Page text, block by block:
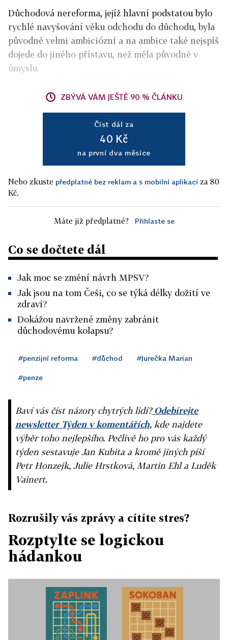
Důchodová nereforma, jejíž hlavní podstatou bylo
rychlé navyšování věku odchodu do důchodu, byla
původně velmi ambiciózní a na ambice také nejspíš
dojede do jiného přístavu, než měla původně v
úmyslu.
ZBÝVÁ VÁM JEŠTĚ 90 % ČLÁNKU
Číst dál za
40 Kč
na první dva měsíce
Nebo zkuste předplatné bez reklam a s mobilní aplikací za 80
Kč.
Máte již předplatné? Přihlaste se
Co se dočtete dál
Jak moc se změní návrh MPSV?
Jak jsou na tom Češi, co se týká délky dožití ve
zdraví?
Dokážou navržené změny zabránit
důchodovému kolapsu?
#penzijní reforma #důchod #Jurečka Marian
#penze
Baví vás číst názory chytrých lidí?Odebírejte
newsletter Týden v komentářích, kde najdete
výběr toho nejlepšího. Pečlivě ho pro vás každý
týden sestavuje Jan Kubita a kromě jiných píší
Petr Honzejk, Julie Hrstková, Martin Ehl a Luděk
Vainert.
Rozrušily vás zprávy a cítíte stres?
Rozptylte se logickou
hádankou